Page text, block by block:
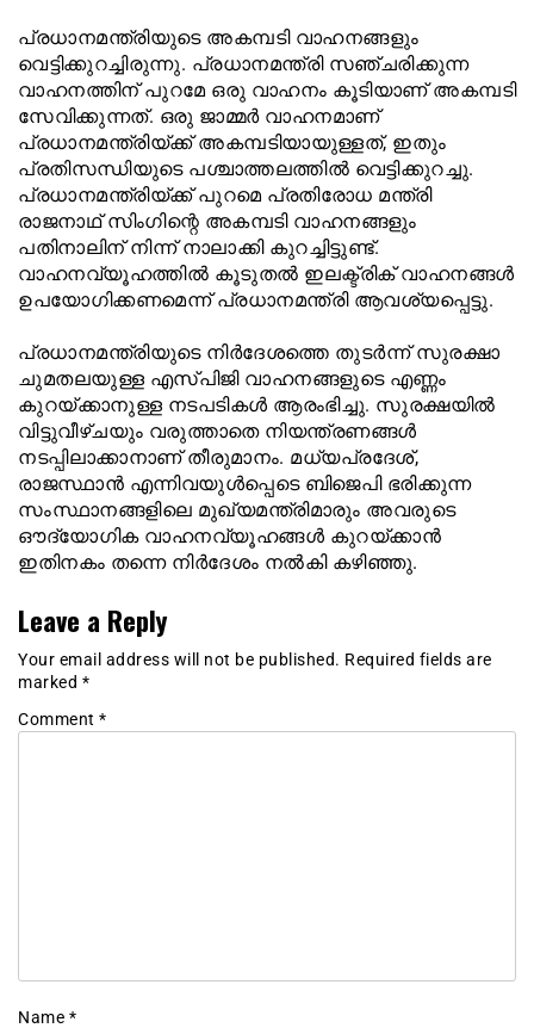
പ്രധാനമന്ത്രിയുടെ അകമ്പടി വാഹനങ്ങളും
വെട്ടിക്കുറച്ചിരുന്നു. പ്രധാനമന്ത്രി സഞ്ചരിക്കുന്ന
വാഹനത്തിന് പുറമേ ഒരു വാഹനം കൂടിയാണ് അകമ്പടി
സേവിക്കുന്നത്. ഒരു ജാമ്മർ വാഹനമാണ്
പ്രധാനമന്ത്രിയ്ക്ക് അകമ്പടിയായുള്ളത്, ഇതും
പ്രതിസന്ധിയുടെ പശ്ചാത്തലത്തിൽ വെട്ടിക്കുറച്ചു.
പ്രധാനമന്ത്രിയ്ക്ക് പുറമെ പ്രതിരോധ മന്ത്രി
രാജനാഥ് സിംഗിന്റെ അകമ്പടി വാഹനങ്ങളും
പതിനാലിന് നിന്ന് നാലാക്കി കുറച്ചിട്ടുണ്ട്.
വാഹനവ്യൂഹത്തിൽ കൂടുതൽ ഇലക്ട്രിക് വാഹനങ്ങൾ
ഉപയോഗിക്കണമെന്ന് പ്രധാനമന്ത്രി ആവശ്യപ്പെട്ടു.
പ്രധാനമന്ത്രിയുടെ നിർദേശത്തെ തുടർന്ന് സുരക്ഷാ
ചുമതലയുള്ള എസ്പിജി വാഹനങ്ങളുടെ എണ്ണം
കുറയ്ക്കാനുള്ള നടപടികൾ ആരംഭിച്ചു. സുരക്ഷയിൽ
വിട്ടുവീഴ്ചയും വരുത്താതെ നിയന്ത്രണങ്ങൾ
നടപ്പിലാക്കാനാണ് തീരുമാനം. മധ്യപ്രദേശ്,
രാജസ്ഥാൻ എന്നിവയുൾപ്പെടെ ബിജെപി ഭരിക്കുന്ന
സംസ്ഥാനങ്ങളിലെ മുഖ്യമന്ത്രിമാരും അവരുടെ
ഔദ്യോഗിക വാഹനവ്യൂഹങ്ങൾ കുറയ്ക്കാൻ
ഇതിനകം തന്നെ നിർദേശം നൽകി കഴിഞ്ഞു.
Leave a Reply
Your email address will not be published. Required fields are
marked *
Comment *
Name *